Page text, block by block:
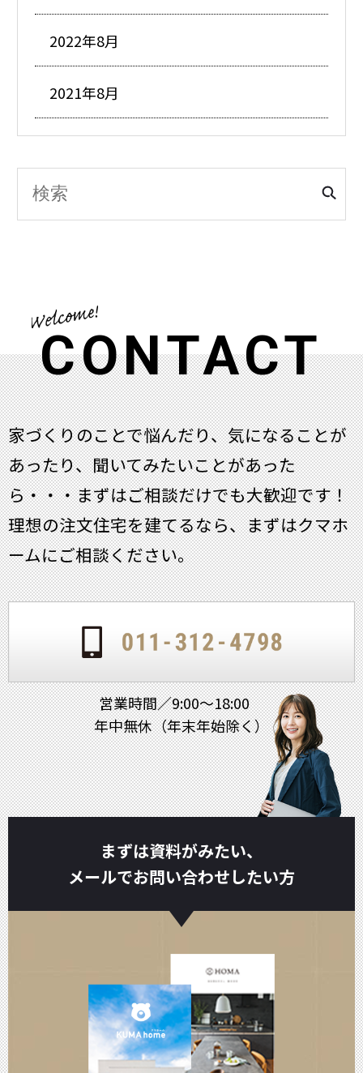
2022年8月
2021年8月
CONTACT
家づくりのことで悩んだり、気になることが
あったり、聞いてみたいことがあった
ら・・・まずはご相談だけでも大歓迎です！
理想の注文住宅を建てるなら、まずはクマホ
ームにご相談ください。
営業時間／9:00～18:00
年中無休（年末年始除く）
まずは資料がみたい、
メールでお問い合わせしたい方